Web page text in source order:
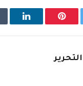
بينتيريستلينكدإن